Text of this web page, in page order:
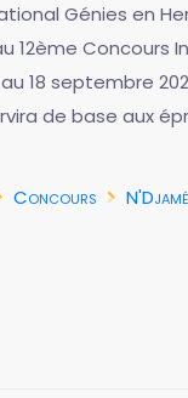
Génies en
12ème Concours
au 18 septembre
de base aux
Concours